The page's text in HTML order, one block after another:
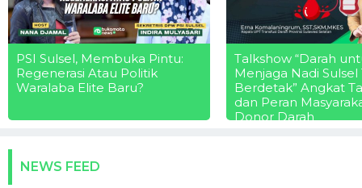
PSI Sulsel, Membuka Pintu:
Regenerasi Atau Politik
Waralaba Elite Baru?
Talkshow “Darah
Menjaga Nadi Sulsel
Berdetak” Angkat
dan Peran
Donor Darah
NEWS FEED